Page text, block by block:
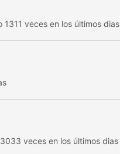
1311 veces en los últimos dias
veces en los últimos dias